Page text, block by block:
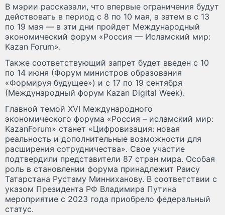
В мэрии рассказали, что впервые ограничения будут
действовать в период с 8 по 10 мая, а затем в с 13
по 19 мая — в эти дни пройдет Международный
экономический форум «Россия — Исламский мир:
Kazan Forum».
Также соответствующий запрет будет введен с 10
по 14 июня (Форум министров образования
«Формируя будущее») и с 17 по 19 сентября
(Международный форум Kazan Digital Week).
Главной темой XVI Международного
экономического форума «Россия – исламский мир:
KazanForum» станет «Цифровизация: новая
реальность и дополнительные возможности для
расширения сотрудничества». Свое участие
подтвердили представители 87 стран мира. Особая
роль в становлении форума принадлежит Раису
Татарстана Рустаму Минниханову. В соответствии с
указом Президента РФ Владимира Путина
мероприятие с 2023 года приобрело федеральный
статус.